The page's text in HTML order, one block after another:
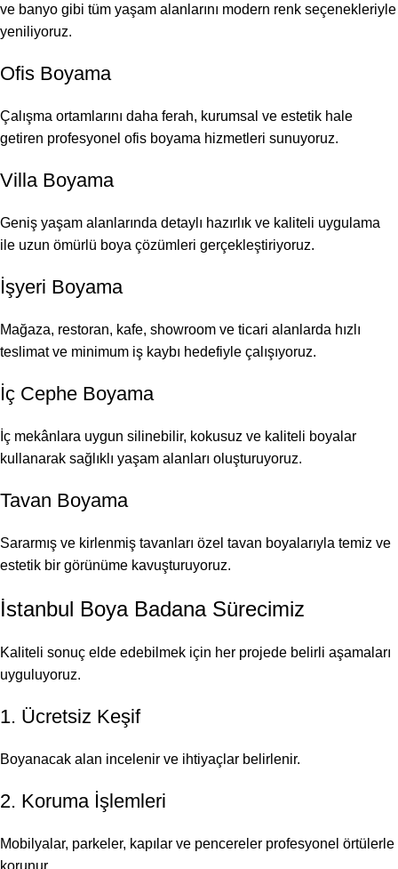
ve banyo gibi tüm yaşam alanlarını modern renk seçenekleriyle
yeniliyoruz.
Ofis Boyama
Çalışma ortamlarını daha ferah, kurumsal ve estetik hale
getiren profesyonel ofis boyama hizmetleri sunuyoruz.
Villa Boyama
Geniş yaşam alanlarında detaylı hazırlık ve kaliteli uygulama
ile uzun ömürlü boya çözümleri gerçekleştiriyoruz.
İşyeri Boyama
Mağaza, restoran, kafe, showroom ve ticari alanlarda hızlı
teslimat ve minimum iş kaybı hedefiyle çalışıyoruz.
İç Cephe Boyama
İç mekânlara uygun silinebilir, kokusuz ve kaliteli boyalar
kullanarak sağlıklı yaşam alanları oluşturuyoruz.
Tavan Boyama
Sararmış ve kirlenmiş tavanları özel tavan boyalarıyla temiz ve
estetik bir görünüme kavuşturuyoruz.
İstanbul Boya Badana Sürecimiz
Kaliteli sonuç elde edebilmek için her projede belirli aşamaları
uyguluyoruz.
1. Ücretsiz Keşif
Boyanacak alan incelenir ve ihtiyaçlar belirlenir.
2. Koruma İşlemleri
Mobilyalar, parkeler, kapılar ve pencereler profesyonel örtülerle
korunur.